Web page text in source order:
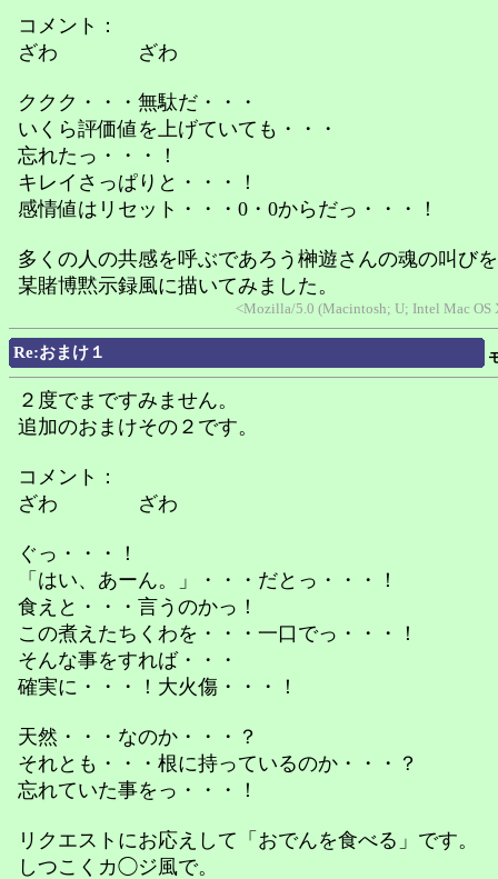
コメント：
ざわ ざわ
ククク・・・無駄だ・・・
いくら評価値を上げていても・・・
忘れたっ・・・！
キレイさっぱりと・・・！
感情値はリセット・・・0・0からだっ・・・！
多くの人の共感を呼ぶであろう榊遊さんの魂の叫びを
某賭博黙示録風に描いてみました。
<Mozilla/5.0 (Macintosh; U; Intel Mac OS
Re:おまけ１
２度でまですみません。
追加のおまけその２です。
コメント：
ざわ ざわ
ぐっ・・・！
「はい、あーん。」・・・だとっ・・・！
食えと・・・言うのかっ！
この煮えたちくわを・・・一口でっ・・・！
そんな事をすれば・・・
確実に・・・！大火傷・・・！
天然・・・なのか・・・？
それとも・・・根に持っているのか・・・？
忘れていた事をっ・・・！
リクエストにお応えして「おでんを食べる」です。
しつこくカ◯ジ風で。